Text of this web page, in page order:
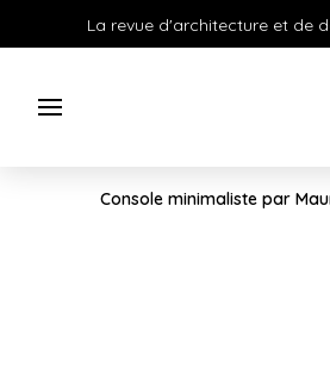
La revue d'architecture et de
Console minimaliste par